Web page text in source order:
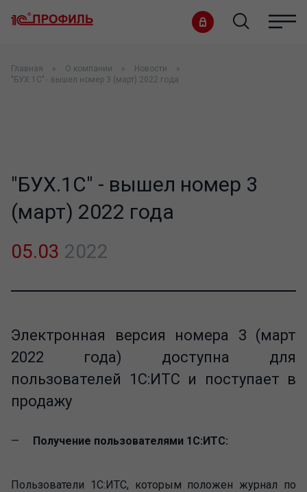
Главная О компании
Новости
"БУХ.1С" - вышел номер 3 (март) 2022 года
"БУХ.1С" - вышел номер 3
(март) 2022 года
05.03 2022
Электронная версия номера 3 (март
2022 года) доступна для
пользователей 1С:ИТС и поступает в
продажу
Получение пользователями 1С:ИТС:
Пользователи 1С:ИТС, которым положен журнал по